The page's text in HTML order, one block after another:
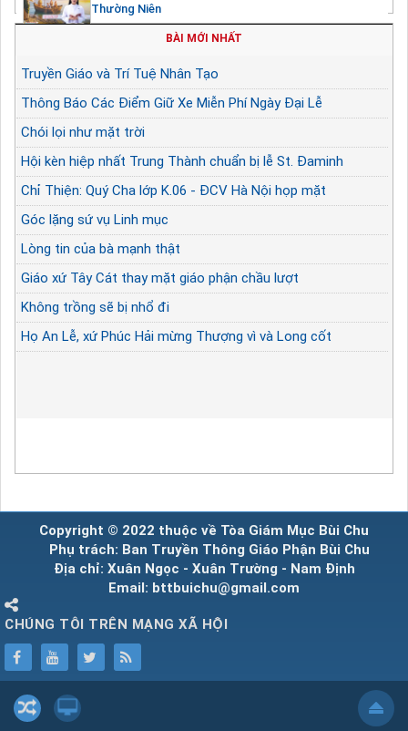
Thường Niên
BÀI MỚI NHẤT
Truyền Giáo và Trí Tuệ Nhân Tạo
Thông Báo Các Điểm Giữ Xe Miễn Phí Ngày Đại Lễ
Chói lọi như mặt trời
Hội kèn hiệp nhất Trung Thành chuẩn bị lễ St. Đaminh
Chỉ Thiện: Quý Cha lớp K.06 - ĐCV Hà Nội họp mặt
Góc lặng sứ vụ Linh mục
Lòng tin của bà mạnh thật
Giáo xứ Tây Cát thay mặt giáo phận chầu lượt
Không trồng sẽ bị nhổ đi
Họ An Lễ, xứ Phúc Hải mừng Thượng vì và Long cốt
Copyright © 2022 thuộc về Tòa Giám Mục Bùi Chu
Phụ trách: Ban Truyền Thông Giáo Phận Bùi Chu
Địa chỉ: Xuân Ngọc - Xuân Trường - Nam Định
Email: bttbuichu@gmail.com
CHÚNG TÔI TRÊN MẠNG XÃ HỘI